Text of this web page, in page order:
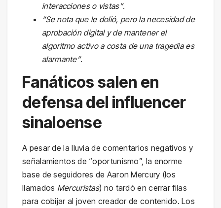
interacciones o vistas”.
“Se nota que le dolió, pero la necesidad de
aprobación digital y de mantener el
algoritmo activo a costa de una tragedia es
alarmante”.
Fanáticos salen en
defensa del influencer
sinaloense
A pesar de la lluvia de comentarios negativos y
señalamientos de “oportunismo”, la enorme
base de seguidores de Aaron Mercury (los
llamados Mercuristas) no tardó en cerrar filas
para cobijar al joven creador de contenido. Los